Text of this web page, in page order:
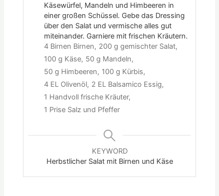
Käsewürfel, Mandeln und Himbeeren in
einer großen Schüssel. Gebe das Dressing
über den Salat und vermische alles gut
miteinander. Garniere mit frischen Kräutern.
4 Birnen Birnen, 200 g gemischter Salat,
100 g Käse, 50 g Mandeln,
50 g Himbeeren, 100 g Kürbis,
4 EL Olivenöl, 2 EL Balsamico Essig,
1 Handvoll frische Kräuter,
1 Prise Salz und Pfeffer
KEYWORD
Herbstlicher Salat mit Birnen und Käse